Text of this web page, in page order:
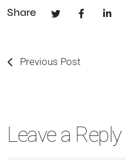
Share
Previous Post
Leave a Reply